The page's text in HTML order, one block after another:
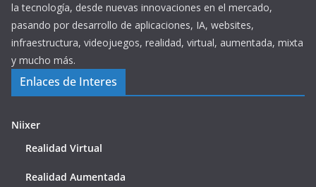
la tecnología, desde nuevas innovaciones en el mercado,
pasando por desarrollo de aplicaciones, IA, websites,
infraestructura, videojuegos, realidad, virtual, aumentada, mixta
y mucho más.
Enlaces de Interes
Niixer
Realidad Virtual
Realidad Aumentada